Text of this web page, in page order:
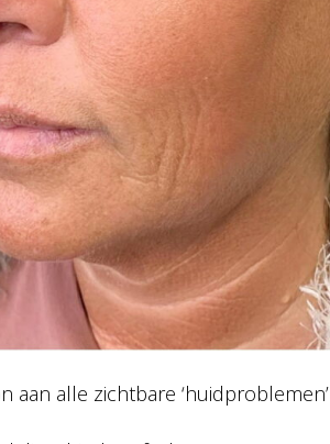
alle zichtbare ‘huidproblemen’